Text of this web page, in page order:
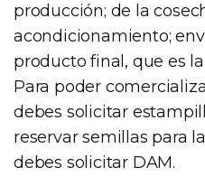
producción; de la
acondicionamiento;
producto final, que es
Para poder
debes solicitar
reservar semillas para
debes solicitar DAM.